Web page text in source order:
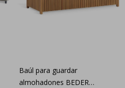
Baúl para guardar
almohadones BEDER